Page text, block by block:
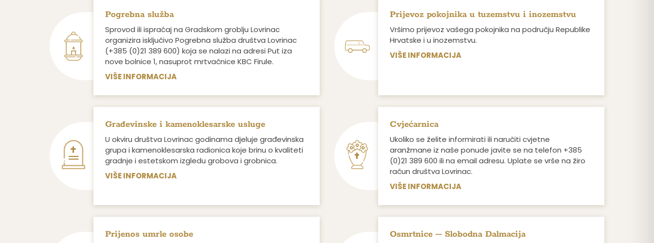
Pogrebna služba
Sprovod ili ispraćaj na Gradskom groblju Lovrinac
organizira isključivo Pogrebna služba društva Lovrinac
(+385 (0)21 389 600) koja se nalazi na adresi Put iza
nove bolnice 1, nasuprot mrtvačnice KBC Firule.
VIŠE INFORMACIJA
Prijevoz pokojnika u tuzemstvu i inozemstvu
Vršimo prijevoz vašega pokojnika na području Republike
Hrvatske i u inozemstvu.
VIŠE INFORMACIJA
Građevinske i kamenoklesarske usluge
U okviru društva Lovrinac godinama djeluje građevinska
grupa i kamenoklesarska radionica koje brinu o kvaliteti
gradnje i estetskom izgledu grobova i grobnica.
VIŠE INFORMACIJA
Cvjećarnica
Ukoliko se želite informirati ili naručiti cvjetne
aranžmane iz naše ponude javite se na telefon +385
(0)21 389 600 ili na email adresu. Uplate se vrše na žiro
račun društva Lovrinac.
VIŠE INFORMACIJA
Prijenos umrle osobe Osmrtnice – Slobodna Dalmacija